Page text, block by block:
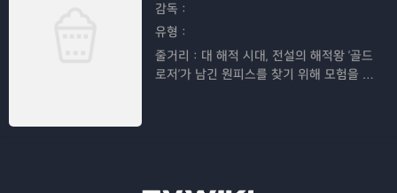
감독：
유형：
줄거리： 대 해적 시대, 전설의 해적왕 '골드
로저'가 남긴 원피스를 찾기 위해 모험을 떠